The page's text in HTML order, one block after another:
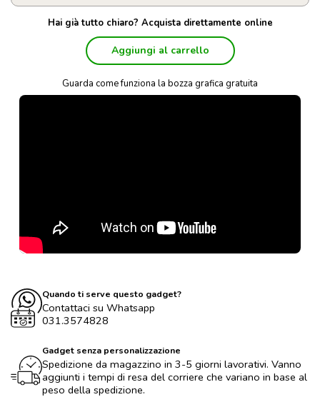
Hai già tutto chiaro? Acquista direttamente online
Aggiungi al carrello
Guarda come funziona la bozza grafica gratuita
Quando ti serve questo gadget?
Contattaci su Whatsapp
031.3574828
Gadget senza personalizzazione
Spedizione da magazzino in 3-5 giorni lavorativi. Vanno
aggiunti i tempi di resa del corriere che variano in base al
peso della spedizione.